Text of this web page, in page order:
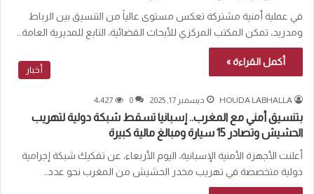
في عملية أمنية مشتركة تعكس مستوى عالياً من التنسيق بين الرباط
ومدريد، تمكن المكتب المركزي للأبحاث القضائية، التابع للمديرية العامة…
أكمل القراءة »
أخبار
HOUDA LABHALLA ديسمبر 17, 2025 0 4٬427
بتنسيق أمني مع المغرب.. إسبانيا تسقط شبكة دولية لتهريب
الحشيش وتصادر 15 سيارة ومبالغ مالية كبيرة
أعلنت الأجهزة الأمنية الإسبانية، اليوم الأربعاء، عن تفكيك شبكة إجرامية
دولية متخصصة في تهريب مخدر الحشيش من المغرب نحو عدد…